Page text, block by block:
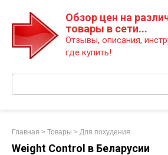
Обзор цен на
товары в сети...
Отзывы, описания,
где купить!
Главная > Товары > Для похудения
Weight Control в Беларусии